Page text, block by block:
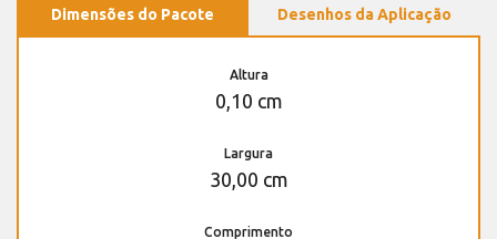
Dimensões do Pacote Desenhos da Aplicação
Altura
0,10 cm
Largura
30,00 cm
Comprimento